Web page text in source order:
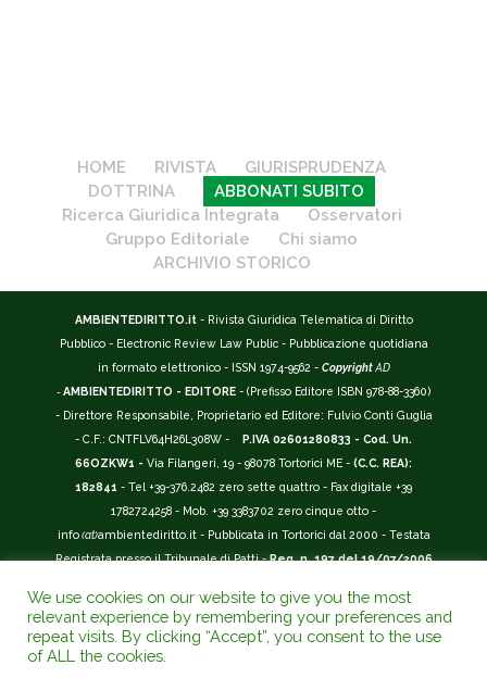
HOME RIVISTA
GIURISPRUDENZA
DOTTRINA
ABBONATI SUBITO
Ricerca Giuridica Integrata
Osservatori
Gruppo Editoriale
Chi siamo
ARCHIVIO STORICO
AMBIENTEDIRITTO.it - Rivista Giuridica Telematica di Diritto
Pubblico - Electronic Review Law Public - Pubblicazione quotidiana
in formato elettronico - ISSN 1974-9562 - Copyright AD
-AMBIENTEDIRITTO - EDITORE - (Prefisso Editore ISBN 978-88-3360)
- Direttore Responsabile, Proprietario ed Editore: Fulvio Conti Guglia
- C.F.: CNTFLV64H26L308W -
P.IVA 02601280833 - Cod. Un.
66OZKW1 - Via Filangeri, 19 - 98078 Tortorici ME - (C.C. REA):
182841 - Tel +39-376.2482 zero sette quattro - Fax digitale +39
1782724258 - Mob. +39 3383702 zero cinque otto -
info(at)ambientediritto.it - Pubblicata in Tortorici dal 2000 - Testata
Registrata presso il Tribunale di Patti -Reg. n. 197 del 19/07/2006
__________
La Rivista Giuridica AMBIENTEDIRITTO.IT ISSN 1974-9562
riconosciuta ed inserita nell'Area 12 - (
We use cookies on our website to give you the most
relevant experience by remembering your preferences and
repeat visits. By clicking “Accept”, you consent to the use
of ALL the cookies.